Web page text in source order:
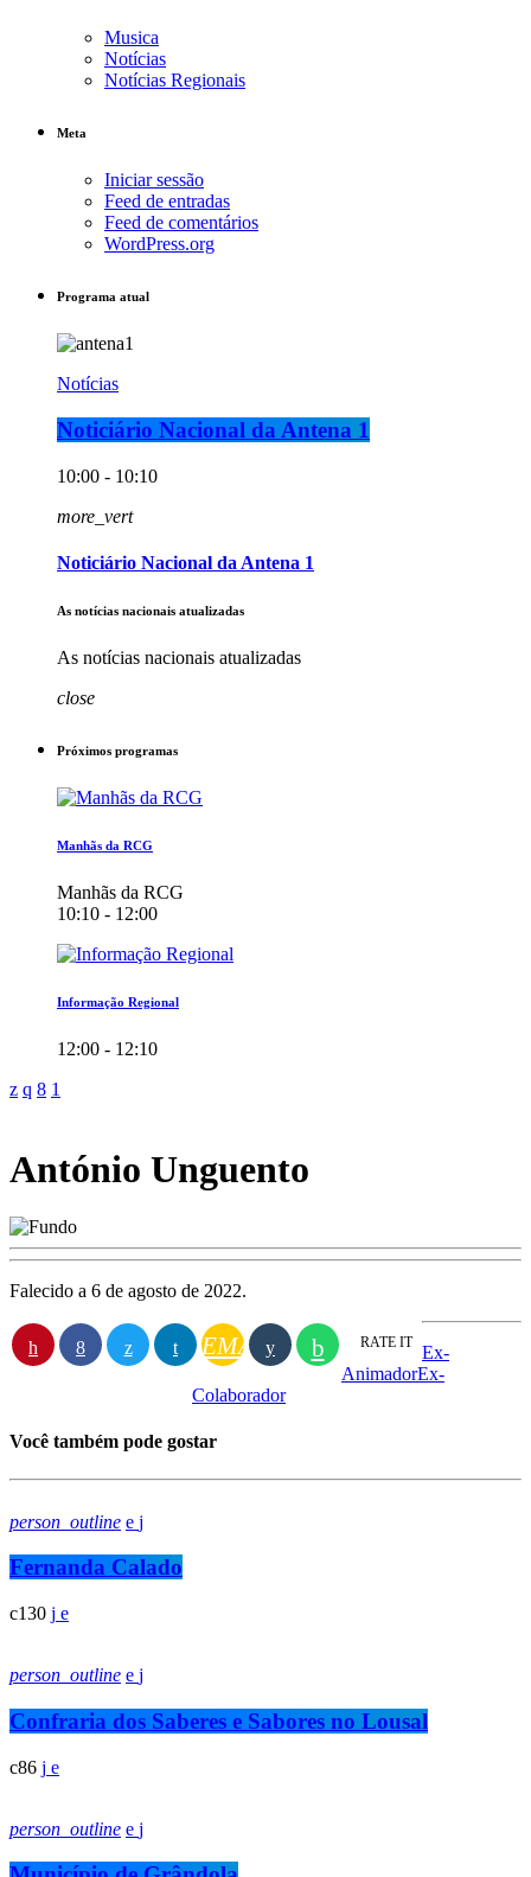
Musica
Notícias
Notícias Regionais
Meta
Iniciar sessão
Feed de entradas
Feed de comentários
WordPress.org
Programa atual
Notícias
Noticiário Nacional da Antena 1
10:00 - 10:10
more_vert
Noticiário Nacional da Antena 1
As notícias nacionais atualizadas
As notícias nacionais atualizadas
close
Próximos programas
Manhãs da RCG
Manhãs da RCG
10:10 - 12:00
Informação Regional
12:00 - 12:10
António Unguento
Falecido a 6 de agosto de 2022.
EMAIL RATE IT Ex-
AnimadorEx-
Colaborador
Você também pode gostar
person_outline
Fernanda Calado
130
person_outline
Confraria dos Saberes e Sabores no Lousal
86
person_outline